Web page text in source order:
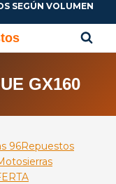
SEGÚN VOLUMEN
GX160
96Repuestos